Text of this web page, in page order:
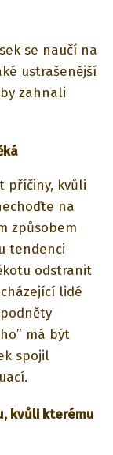
se naučí na
ustrašenější
zahnali
příčiny, kvůli
na
způsobem
tendenci
odstranit
lidé
má být
spojil
kvůli kterému